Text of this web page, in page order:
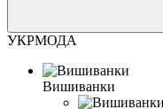
УКРМОДА
Вишиванки